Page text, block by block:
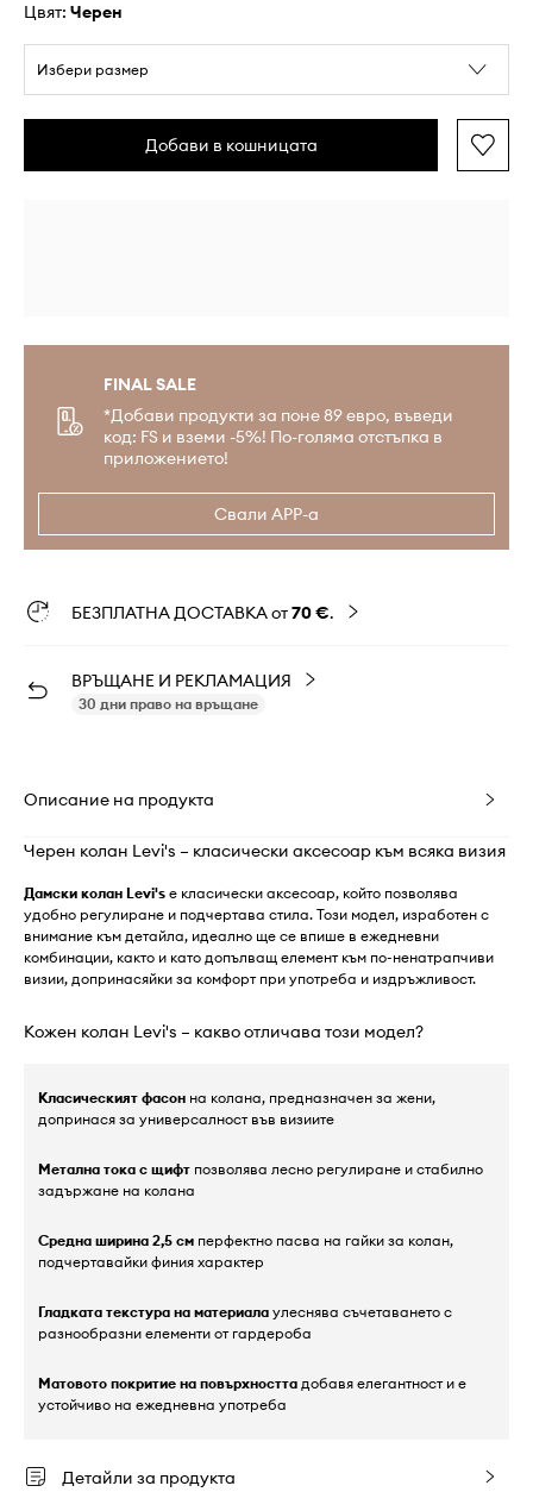
Цвят: черен
Избери размер
Добави в кошницата
FINAL SALE
*Добави продукти за поне 89 евро, въведи
код: FS и вземи -5%! По-голяма отстъпка в
приложението!
Свали APP-а
БЕЗПЛАТНА ДОСТАВКА от70 €.
ВРЪЩАНЕ И РЕКЛАМАЦИЯ
30 дни право на връщане
Описание на продукта
Черен колан Levi's – класически аксесоар към всяка визия
Дамски колан Levi's е класически аксесоар, който позволява
удобно регулиране и подчертава стила. Този модел, изработен с
внимание към детайла, идеално ще се впише в ежедневни
комбинации, както и като допълващ елемент към по-ненатрапчиви
визии, допринасяйки за комфорт при употреба и издръжливост.
Кожен колан Levi's – какво отличава този модел?
Класическият фасон на колана, предназначен за жени,
допринася за универсалност във визиите
Метална тока с щифт позволява лесно регулиране и стабилно
задържане на колана
Средна ширина 2,5 см перфектно пасва на гайки за колан,
подчертавайки финия характер
Гладката текстура на материала улеснява съчетаването с
разнообразни елементи от гардероба
Матовото покритие на повърхността добавя елегантност и е
устойчиво на ежедневна употреба
Детайли за продукта